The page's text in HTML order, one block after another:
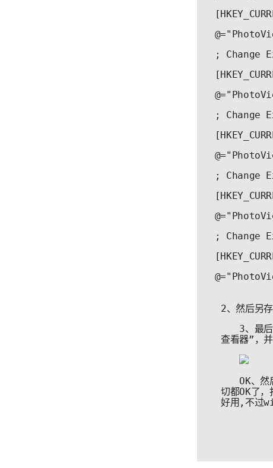
; Change
; Change
; Change
; Change
2、然后另
3、最后
查看器”，
OK、然后
切都OK了
好用,不过